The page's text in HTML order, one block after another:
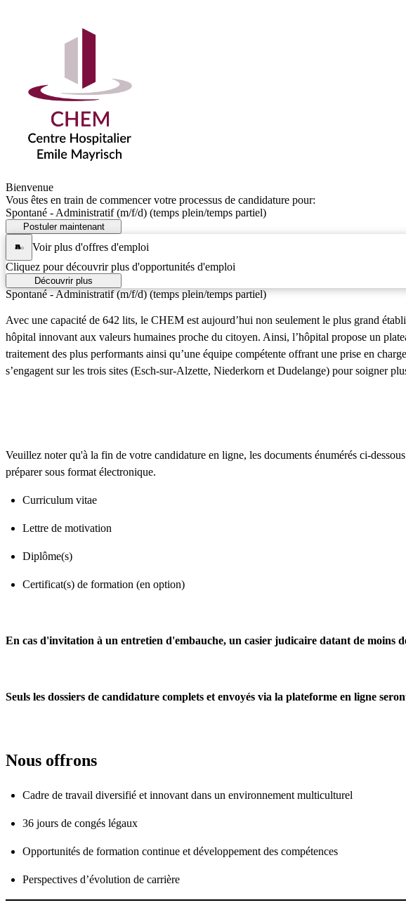
Bienvenue
Vous êtes en train de commencer votre processus de candidature pour:
Spontané - Administratif (m/f/d) (temps plein/temps partiel)
Postuler maintenant
Voir plus d'offres d'emploi
Cliquez pour découvrir plus d'opportunités d'emploi
Découvrir plus
Spontané - Administratif (m/f/d) (temps plein/temps partiel)
Avec une capacité de 642 lits, le CHEM est aujourd’hui non seulement le plus grand
hôpital innovant aux valeurs humaines proche du citoyen. Ainsi, l’hôpital propose un
traitement des plus performants ainsi qu’une équipe compétente offrant une prise en
s’engagent sur les trois sites (Esch-sur-Alzette, Niederkorn et Dudelange) pour soigner
Veuillez noter qu'à la fin de votre candidature en ligne, les documents énumérés ci-
préparer sous format électronique.
Curriculum vitae
Lettre de motivation
Diplôme(s)
Certificat(s) de formation (en option)
En cas d'invitation à un entretien d'embauche, un casier judicaire datant de moins
Seuls les dossiers de candidature complets et envoyés via la plateforme en ligne
Nous offrons
Cadre de travail diversifié et innovant dans un environnement multiculturel
36 jours de congés légaux
Opportunités de formation continue et développement des compétences
Perspectives d’évolution de carrière